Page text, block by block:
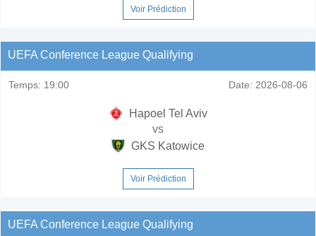
Voir Prédiction
UEFA Conference League Qualifying
Temps: 19:00 Date: 2026-08-06
Hapoel Tel Aviv
vs
GKS Katowice
Voir Prédiction
UEFA Conference League Qualifying